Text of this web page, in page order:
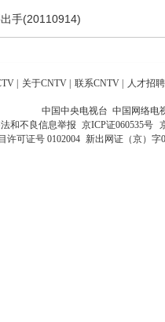
手(20110914)
| 关于CNTV | 联系CNTV | 人才招聘
中国中央电视台 中国网络电
和不良信息举报 京ICP证060535号
许可证号 0102004 新出网证（京）